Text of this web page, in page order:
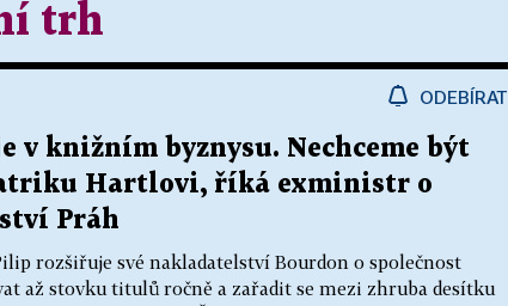
trh
ODEBÍRAT
v knižním byznysu. Nechceme být
Hartlovi, říká exministr o
Práh
rozšiřuje své nakladatelství Bourdon o společnost
až stovku titulů ročně a zařadit se mezi zhruba desítku